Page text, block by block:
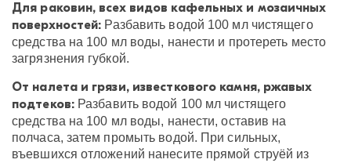
Для раковин, всех видов кафельных и мозаичных
поверхностей: Разбавить водой 100 мл чистящего
средства на 100 мл воды, нанести и протереть место
загрязнения губкой.
От налета и грязи, известкового камня, ржавых
подтеков:Разбавить водой 100 мл чистящего
средства на 100 мл воды, нанести, оставив на
полчаса, затем промыть водой. При сильных,
въевшихся отложений нанесите прямой струёй из